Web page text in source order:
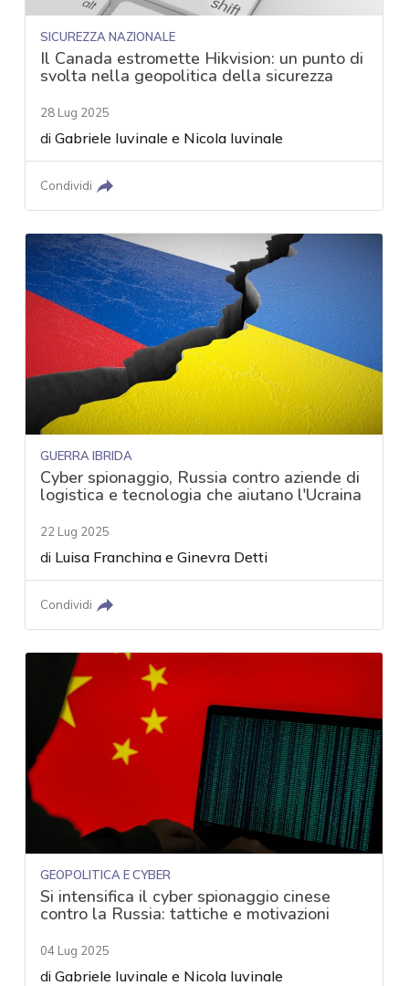
SICUREZZA NAZIONALE
Il Canada estromette Hikvision: un punto di
svolta nella geopolitica della sicurezza
28 Lug 2025
diGabriele Iuvinale e Nicola Iuvinale
Condividi
GUERRA IBRIDA
Cyber spionaggio, Russia contro aziende di
logistica e tecnologia che aiutano l'Ucraina
22 Lug 2025
di Luisa Franchina eGinevra Detti
Condividi
GEOPOLITICA E CYBER
Si intensifica il cyber spionaggio cinese
contro la Russia: tattiche e motivazioni
04 Lug 2025
diGabriele Iuvinale e Nicola Iuvinale